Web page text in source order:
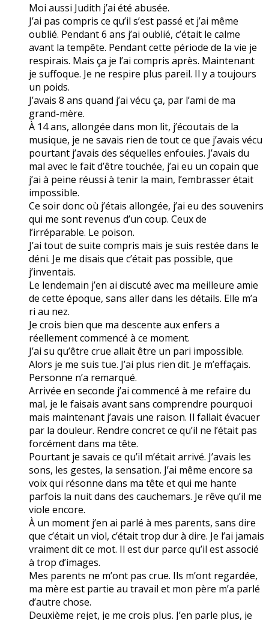
Moi aussi Judith j’ai été abusée.
J’ai pas compris ce qu’il s’est passé et j’ai même
oublié. Pendant 6 ans j’ai oublié, c’était le calme
avant la tempête. Pendant cette période de la vie je
respirais. Mais ça je l’ai compris après. Maintenant
je suffoque. Je ne respire plus pareil. Il y a toujours
un poids.
J’avais 8 ans quand j’ai vécu ça, par l’ami de ma
grand-mère.
À 14 ans, allongée dans mon lit, j’écoutais de la
musique, je ne savais rien de tout ce que j’avais vécu
pourtant j’avais des séquelles enfouies. J’avais du
mal avec le fait d’être touchée, j’ai eu un copain que
j’ai à peine réussi à tenir la main, l’embrasser était
impossible.
Ce soir donc où j’étais allongée, j’ai eu des souvenirs
qui me sont revenus d’un coup. Ceux de
l’irréparable. Le poison.
J’ai tout de suite compris mais je suis restée dans le
déni. Je me disais que c’était pas possible, que
j’inventais.
Le lendemain j’en ai discuté avec ma meilleure amie
de cette époque, sans aller dans les détails. Elle m’a
ri au nez.
Je crois bien que ma descente aux enfers a
réellement commencé à ce moment.
J’ai su qu’être crue allait être un pari impossible.
Alors je me suis tue. J’ai plus rien dit. Je m’effaçais.
Personne n’a remarqué.
Arrivée en seconde j’ai commencé à me refaire du
mal, je le faisais avant sans comprendre pourquoi
mais maintenant j’avais une raison. Il fallait évacuer
par la douleur. Rendre concret ce qu’il ne l’était pas
forcément dans ma tête.
Pourtant je savais ce qu’il m’était arrivé. J’avais les
sons, les gestes, la sensation. J’ai même encore sa
voix qui résonne dans ma tête et qui me hante
parfois la nuit dans des cauchemars. Je rêve qu’il me
viole encore.
À un moment j’en ai parlé à mes parents, sans dire
que c’était un viol, c’était trop dur à dire. Je l’ai jamais
vraiment dit ce mot. Il est dur parce qu’il est associé
à trop d’images.
Mes parents ne m’ont pas crue. Ils m’ont regardée,
ma mère est partie au travail et mon père m’a parlé
d’autre chose.
Deuxième rejet, je me crois plus. J’en parle plus, je